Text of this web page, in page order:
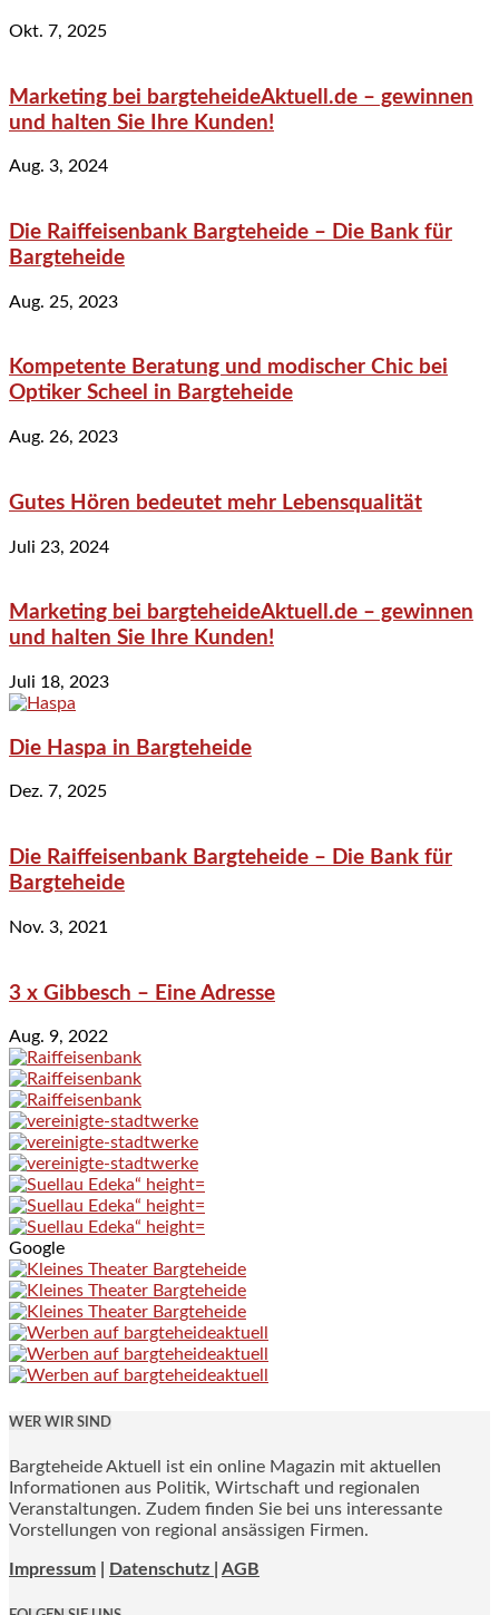
Okt. 7, 2025
Marketing bei bargteheideAktuell.de – gewinnen
und halten Sie Ihre Kunden!
Aug. 3, 2024
Die Raiffeisenbank Bargteheide – Die Bank für
Bargteheide
Aug. 25, 2023
Kompetente Beratung und modischer Chic bei
Optiker Scheel in Bargteheide
Aug. 26, 2023
Gutes Hören bedeutet mehr Lebensqualität
Juli 23, 2024
Marketing bei bargteheideAktuell.de – gewinnen
und halten Sie Ihre Kunden!
Juli 18, 2023
Die Haspa in Bargteheide
Dez. 7, 2025
Die Raiffeisenbank Bargteheide – Die Bank für
Bargteheide
Nov. 3, 2021
3 x Gibbesch – Eine Adresse
Aug. 9, 2022
Google
WER WIR SIND
Bargteheide Aktuell ist ein online Magazin mit aktuellen
Informationen aus Politik, Wirtschaft und regionalen
Veranstaltungen. Zudem finden Sie bei uns interessante
Vorstellungen von regional ansässigen Firmen.
Impressum Datenschutz | AGB